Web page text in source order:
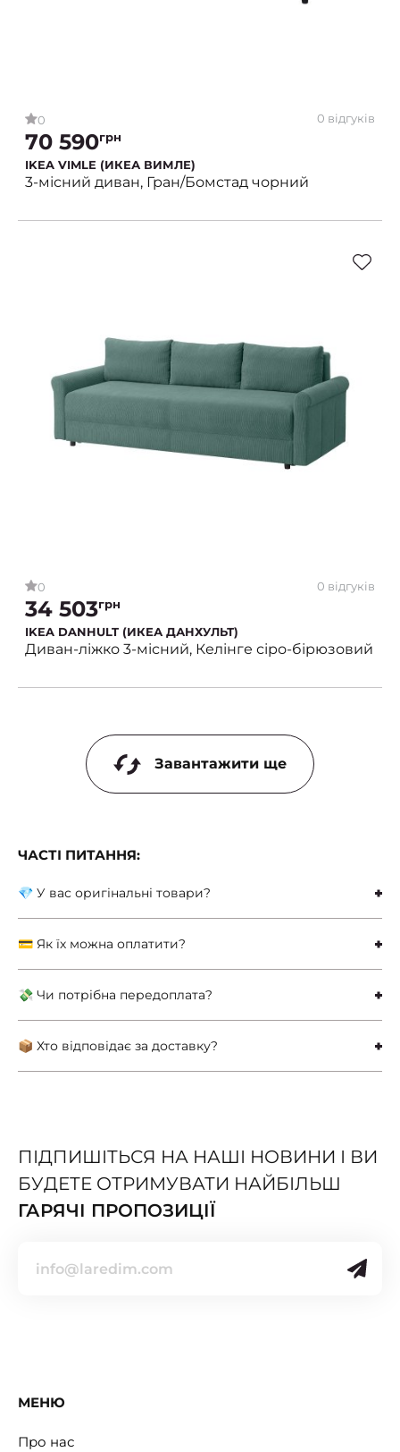
0 0 відгуків
70 590грн
IKEA VIMLE (ИКЕА ВИМЛЕ)
3-місний диван, Гран/Бомстад чорний
0 0 відгуків
34 503грн
IKEA DANHULT (ИКЕА ДАНХУЛЬТ)
Диван-ліжко 3-місний, Келінге сіро-бірюзовий
Завантажити ще
ЧАСТІ ПИТАННЯ:
💎 У вас оригінальні товари?
💳 Як їх можна оплатити?
💸 Чи потрібна передоплата?
📦 Хто відповідає за доставку?
ПІДПИШІТЬСЯ НА НАШІ НОВИНИ І ВИ
БУДЕТЕ ОТРИМУВАТИ НАЙБІЛЬШ
ГАРЯЧІ ПРОПОЗИЦІЇ
МЕНЮ
Про нас